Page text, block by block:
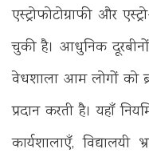
एस्ट्रोफोटोग्राफी और
चुकी है। आधुनिक
वेधशाला आम लोगों को
प्रदान करती है। यहाँ
कार्यशालाएँ,